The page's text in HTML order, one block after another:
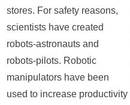
stores. For safety reasons,
scientists have created
robots-astronauts and
robots-pilots. Robotic
manipulators have been
used to increase productivity